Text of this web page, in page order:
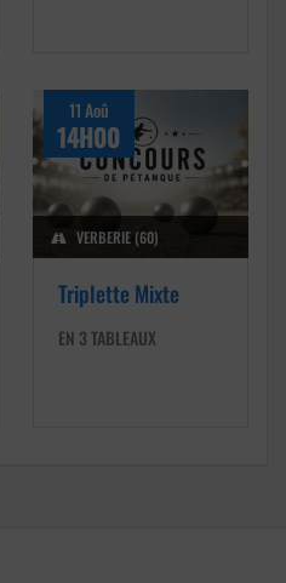
11 Aoû
14H00
VERBERIE (60)
Triplette Mixte
EN 3 TABLEAUX